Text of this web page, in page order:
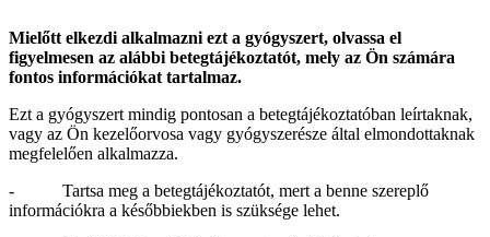
Mielőtt elkezdi alkalmazni ezt a gyógyszert, olvassa el
figyelmesen az alábbi betegtájékoztatót, mely az Ön számára
fontos információkat tartalmaz.
Ezt a gyógyszert mindig pontosan a betegtájékoztatóban leírtaknak,
vagy az Ön kezelőorvosa vagy gyógyszerésze által elmondottaknak
megfelelően alkalmazza.
- Tartsa meg a betegtájékoztatót, mert a benne szereplő
információkra a későbbiekben is szüksége lehet.